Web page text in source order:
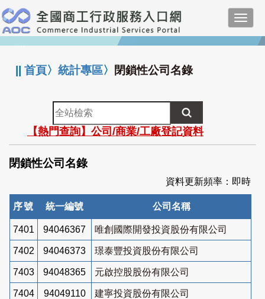
跳
到
主
要
:::
||首頁〉統計專區〉 閉鎖性公司名錄
全
站
檢
索
【熱門查詢】公司/商業/工廠登記資料
閉鎖性公司名錄
資料更新頻率：即時
序號 統一編號 公司名稱
7401 94046367 唯創國際開發投資股份有限公司
7402 94046373 璟泰豐投資股份有限公司
7403 94048365 元啟控股股份有限公司
7404 94049110 建寧投資股份有限公司